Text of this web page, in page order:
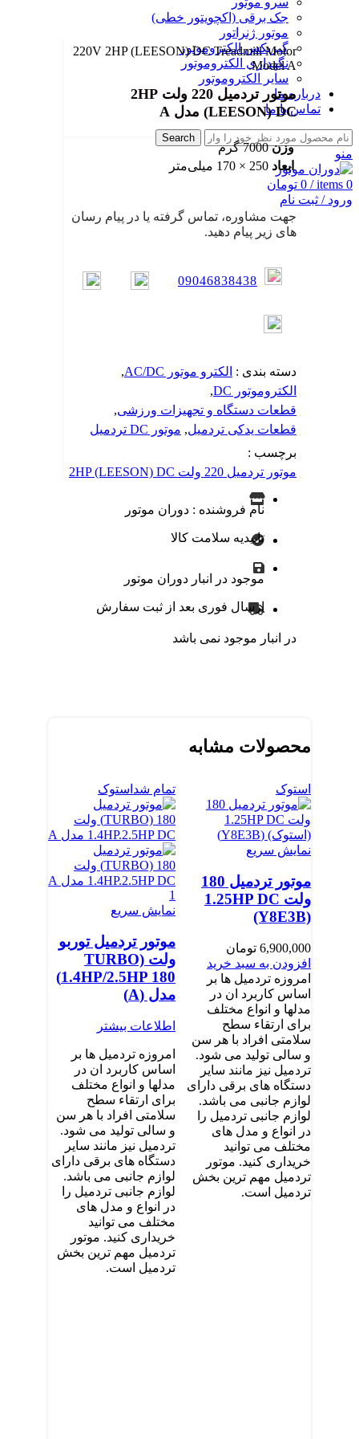
جک برقی (اکچویتور خطی)
موتور ژنراتور
گیربکس الکتروموتور
نگهداری الکتروموتور
سایر الکتروموتور
درباره ما
تماس با ما
Search
منو
0
items
/
0 تومان
ورود / ثبت نام
بزرگ نمایی عکس
220V 2HP (LEESON) DC Treadmill Motor
Model A.
موتور تردمیل 220 ولت 2HP
(LEESON) DC مدل A
وزن 7000 گرم
ابعاد 250 × 170 میلی‌متر
جهت مشاوره، تماس گرفته یا در پیام رسان
های زیر پیام دهید.
09046838438
دسته بندی : الکترو موتور AC/DC
,
الکتروموتور DC
,
قطعات دستگاه و تجهیزات ورزشی,
قطعات یدکی تردمیل, موتور DC تردمیل
برچسب :
موتور تردمیل 220 ولت 2HP (LEESON) DC
نام فروشنده : دوران موتور
تاییدیه سلامت کالا
موجود در انبار دوران موتور
ارسال فوری بعد از ثبت سفارش
در انبار موجود نمی باشد
محصولات مشابه
استوک
نمایش سریع
موتور تردمیل 180
ولت 1.25HP DC
(Y8E3B)
6,900,000 تومان
افزودن به سبد خرید
امروزه تردمیل ها بر
اساس کاربرد ان در
مدلها و انواع مختلف
برای ارتقاء سطح
سلامتی افراد با هر سن
و سالی تولید می شود.
تردمیل نیز مانند سایر
دستگاه های برقی دارای
لوازم جانبی می باشد.
لوازم جانبی تردمیل را
در انواع و مدل های
مختلف می توانید
خریداری کنید. موتور
تردمیل مهم ترین بخش
تردمیل است.
تمام شد استوک
نمایش سریع
موتور تردمیل توربو
ولت TURBO)
1.4HP/2.5HP 180)
مدل (A)
اطلاعات بیشتر
امروزه تردمیل ها بر
اساس کاربرد ان در
مدلها و انواع مختلف
برای ارتقاء سطح
سلامتی افراد با هر سن
و سالی تولید می شود.
تردمیل نیز مانند سایر
دستگاه های برقی دارای
لوازم جانبی می باشد.
لوازم جانبی تردمیل را
در انواع و مدل های
مختلف می توانید
خریداری کنید. موتور
تردمیل مهم ترین بخش
تردمیل است.